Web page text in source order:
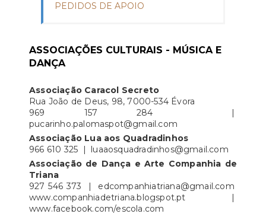
PEDIDOS DE APOIO
ASSOCIAÇÕES CULTURAIS - MÚSICA E
DANÇA
Associação Caracol Secreto
Rua João de Deus, 98, 7000-534 Évora
969 157 284 |
pucarinho.palomaspot@gmail.com
Associação Lua aos Quadradinhos
966 610 325 | luaaosquadradinhos@gmail.com
Associação de Dança e Arte Companhia de
Triana
927 546 373 | edcompanhiatriana@gmail.com
www.companhiadetriana.blogspot.pt |
www.facebook.com/escola.com